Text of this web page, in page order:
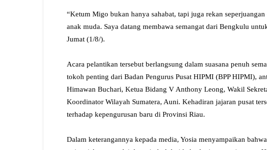
“Ketum Migo bukan hanya sahabat, tapi juga rekan
anak muda. Saya datang membawa semangat dari Bengkulu
Jumat (1/8/).
‎Acara pelantikan tersebut berlangsung dalam suasana penuh
tokoh penting dari Badan Pengurus Pusat HIPMI (BPP HIPMI),
Himawan Buchari, Ketua Bidang V Anthony Leong, Wakil
Koordinator Wilayah Sumatera, Auni. Kehadiran jajaran pusat
terhadap kepengurusan baru di Provinsi Riau.
‎Dalam keterangannya kepada media, Yosia menyampaikan